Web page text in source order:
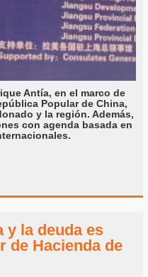
Antía, en el marco de
Popular de China,
y la región. Además,
con agenda basada en
y la deuda es
de Hacienda de